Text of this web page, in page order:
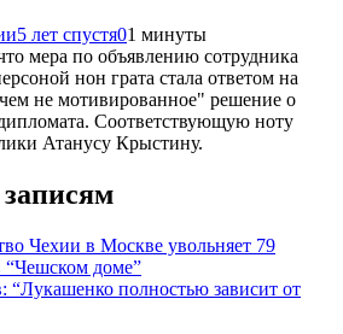
5 лет спустя01 минуты
мера по объявлению сотрудника
нон грата стала ответом на
не мотивированное" решение о
Соответствующую ноту
Атанусу Крыстину.
Чехии в Москве увольняет 79
“Чешском доме”
“Лукашенко полностью зависит от